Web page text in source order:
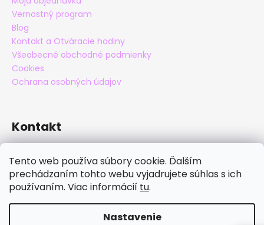
Tento web používa súbory cookie. Ďalším
prechádzaním tohto webu vyjadrujete súhlas s ich
používaním. Viac informácií tu.
Nastavenie
Vernostný program
Blog
Kontakt a Otváracie hodiny
Všeobecné obchodné podmienky
Cookies
Ochrana osobných údajov
Kontakt
+421 905 838 706
maxatko
maxatko_barefoot